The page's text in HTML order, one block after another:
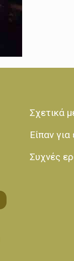
Σχετικά
Είπαν για
Συχνές